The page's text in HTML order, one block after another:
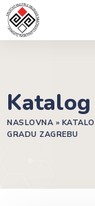
NASLOVNA »
GRADU ZAGREBU